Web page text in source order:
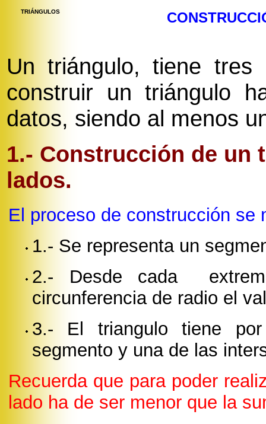
TRIÁNGULOS
Un triángulo, tiene
construir un triángulo
datos, siendo al menos
1.- Construcción de un
lados.
El proceso de construcción se
1.- Se representa un
2.- Desde cada
circunferencia de radio el
3.- El triangulo tiene
segmento y una de las
Recuerda que para poder
lado ha de ser menor que la